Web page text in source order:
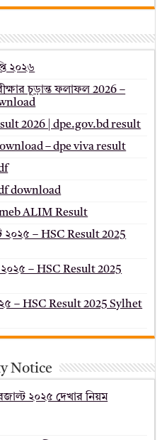
২০২৬
চূড়ান্ত ফলাফল 2026 –
2026 | dpe.gov.bd result
– dpe viva result
download
ALIM Result
২০২৫ – HSC Result 2025
– HSC Result 2025
– HSC Result 2025 Sylhet
Notice
২০২৫ দেখার নিয়ম